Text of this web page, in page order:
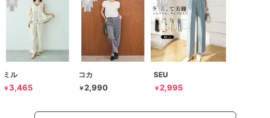
ミル
￥3,465
コカ
￥2,990
SEU
￥2,995